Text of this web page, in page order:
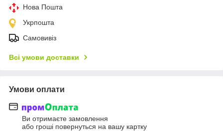
Нова Пошта
Укрпошта
Самовивіз
Всі умови доставки
Умови оплати
Ви отримаєте замовлення
або гроші повернуться на вашу картку